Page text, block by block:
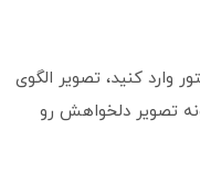
وارد کنید، تصویر الگوی
تصویر دلخواهش رو